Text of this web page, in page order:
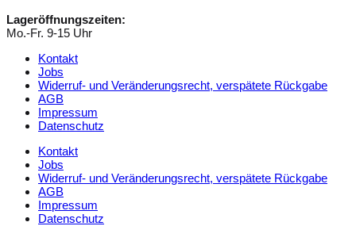
Lageröffnungszeiten:
Mo.-Fr. 9-15 Uhr
Kontakt
Jobs
Widerruf- und Veränderungsrecht, verspätete Rückgabe
AGB
Impressum
Datenschutz
Kontakt
Jobs
Widerruf- und Veränderungsrecht, verspätete Rückgabe
AGB
Impressum
Datenschutz